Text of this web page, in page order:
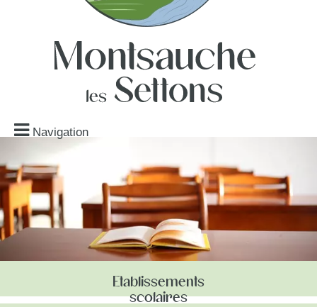
Navigation
Etablissements
scolaires